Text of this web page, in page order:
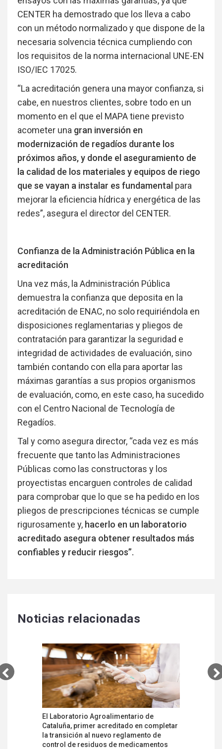
CENTER ha demostrado que los lleva a cabo
con un método normalizado y que dispone de la
necesaria solvencia técnica cumpliendo con
los requisitos de la norma internacional UNE-EN
ISO/IEC 17025.
“La acreditación genera una mayor confianza, si
cabe, en nuestros clientes, sobre todo en un
momento en el que el MAPA tiene previsto
acometer una gran inversión en
modernización de regadíos durante los
próximos años, y donde el aseguramiento de
la calidad de los materiales y equipos de riego
que se vayan a instalar es fundamental para
mejorar la eficiencia hídrica y energética de las
redes”, asegura el director del CENTER.
Confianza de la Administración Pública en la
acreditación
Una vez más, la Administración Pública
demuestra la confianza que deposita en la
acreditación de ENAC, no solo requiriéndola en
disposiciones reglamentarias y pliegos de
contratación para garantizar la seguridad e
integridad de actividades de evaluación, sino
también contando con ella para aportar las
máximas garantías a sus propios organismos
de evaluación, como, en este caso, ha sucedido
con el Centro Nacional de Tecnología de
Regadíos.
Tal y como asegura director, “cada vez es más
frecuente que tanto las Administraciones
Públicas como las constructoras y los
proyectistas encarguen controles de calidad
para comprobar que lo que se ha pedido en los
pliegos de prescripciones técnicas se cumple
rigurosamente y, hacerlo en un laboratorio
acreditado asegura obtener resultados más
confiables y reducir riesgos”.
Noticias relacionadas
El Laboratorio Agroalimentario de
Cataluña, primer acreditado en completar
la transición al nuevo reglamento de
control de residuos de medicamentos